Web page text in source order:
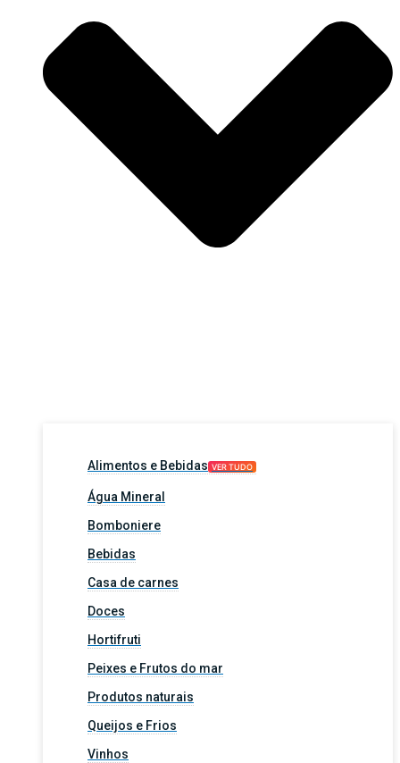
Alimentos e Bebidas VER TUDO
Água Mineral
Bomboniere
Bebidas
Casa de carnes
Doces
Hortifruti
Peixes e Frutos do mar
Produtos naturais
Queijos e Frios
Vinhos